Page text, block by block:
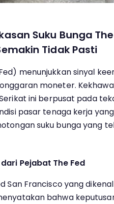
Suku Bunga
Tidak Pasti
menunjukkan sinyal
moneter.
ini berpusat pada
pasar tenaga kerja
suku bunga yang
Pejabat The Fed
San Francisco yang
bahwa